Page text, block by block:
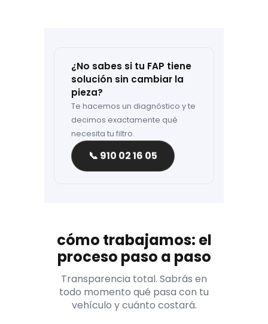
¿No sabes si tu FAP tiene
solución sin cambiar la
pieza?
Te hacemos un diagnóstico y te
decimos exactamente qué
necesita tu filtro.
📞 910 02 16 05
cómo trabajamos: el
proceso paso a paso
Transparencia total. Sabrás en
todo momento qué pasa con tu
vehículo y cuánto costará.